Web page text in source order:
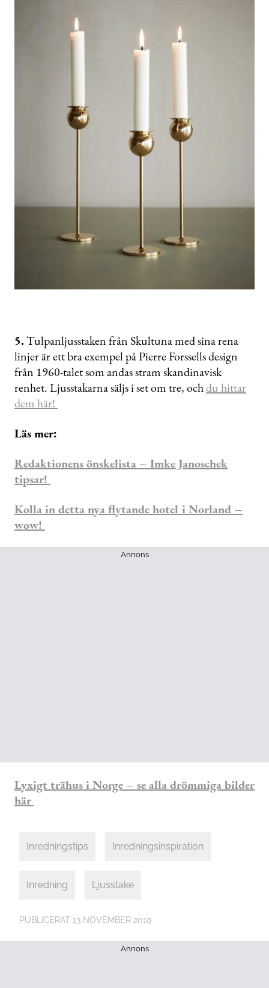
5.Tulpanljusstaken från Skultuna med sina rena
linjer är ett bra exempel på Pierre Forssells design
från 1960-talet som andas stram skandinavisk
renhet. Ljusstakarna säljs i set om tre, ochdu hittar
dem här!
Läs mer:
Redaktionens önskelista – Imke Janoschek
tipsar!
Kolla in detta nya flytande hotel i Norland –
wow!
Annons
Lyxigt trähus i Norge – se alla drömmiga bilder
här
Inredningstips Inredningsinspiration
Inredning Ljusstake
PUBLICERAT 13 NOVEMBER 2019
Annons